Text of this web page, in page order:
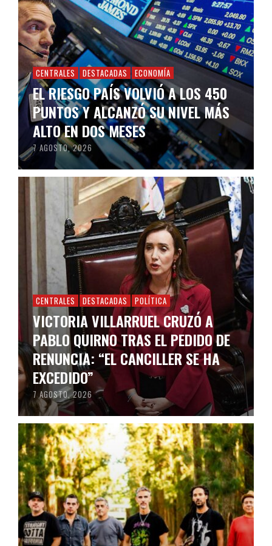
CENTRALES DESTACADAS ECONOMÍA
EL RIESGO PAÍS VOLVIÓ A LOS 450
PUNTOS Y ALCANZÓ SU NIVEL MÁS
ALTO EN DOS MESES
7 AGOSTO, 2026
CENTRALES DESTACADAS POLÍTICA
VICTORIA VILLARRUEL CRUZÓ A
PABLO QUIRNO TRAS EL PEDIDO DE
RENUNCIA: “EL CANCILLER SE HA
EXCEDIDO”
7 AGOSTO, 2026